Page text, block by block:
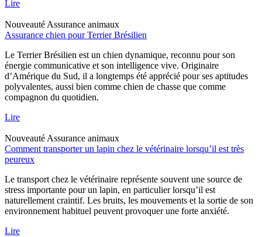
Lire
Nouveauté Assurance animaux
Assurance chien pour Terrier Brésilien
Le Terrier Brésilien est un chien dynamique, reconnu pour son
énergie communicative et son intelligence vive. Originaire
d’Amérique du Sud, il a longtemps été apprécié pour ses aptitudes
polyvalentes, aussi bien comme chien de chasse que comme
compagnon du quotidien.
Lire
Nouveauté Assurance animaux
Comment transporter un lapin chez le vétérinaire lorsqu’il est très
peureux
Le transport chez le vétérinaire représente souvent une source de
stress importante pour un lapin, en particulier lorsqu’il est
naturellement craintif. Les bruits, les mouvements et la sortie de son
environnement habituel peuvent provoquer une forte anxiété.
Lire